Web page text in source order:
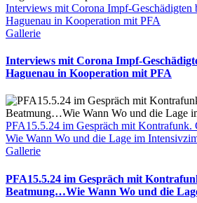
Interviews mit Corona Impf-Geschädigten
Haguenau in Kooperation mit PFA
Gallerie
Interviews mit Corona Impf-
Haguenau in Kooperation mit PFA
PFA15.5.24 im Gespräch mit
Wie Wann Wo und die Lage im
Gallerie
PFA15.5.24 im Gespräch mit
Beatmung…Wie Wann Wo und die